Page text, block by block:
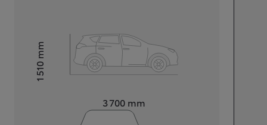
3 700 mm
Hauteur1 510
mm